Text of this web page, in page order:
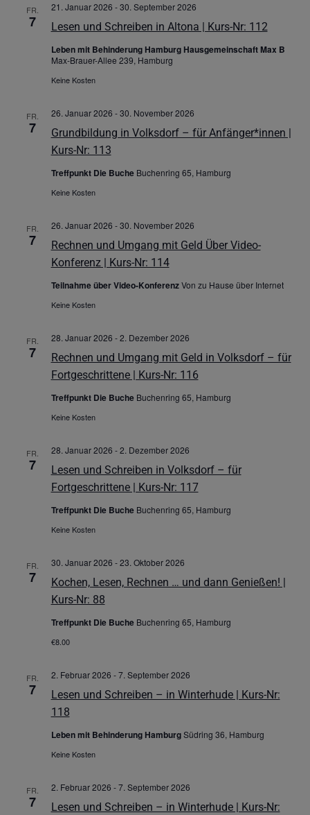
FR.
7 Lesen und Schreiben in Altona | Kurs-Nr: 112
21. Januar 2026 -30. September 2026
Leben mit Behinderung Hamburg Hausgemeinschaft Max B
Max-Brauer-Allee 239, Hamburg
Keine Kosten
FR.
7
Grundbildung in Volksdorf – für Anfänger*innen |
Kurs-Nr: 113
26. Januar 2026 -30. November 2026
Treffpunkt Die Buche Buchenring 65, Hamburg
Keine Kosten
FR.
7
Rechnen und Umgang mit Geld Über Video-
Konferenz | Kurs-Nr: 114
26. Januar 2026 -30. November 2026
Teilnahme über Video-KonferenzVon zu Hause über Internet
Keine Kosten
FR.
7
Rechnen und Umgang mit Geld in Volksdorf – für
Fortgeschrittene | Kurs-Nr: 116
28. Januar 2026 -2. Dezember 2026
Treffpunkt Die Buche Buchenring 65, Hamburg
Keine Kosten
FR.
7
Lesen und Schreiben in Volksdorf – für
Fortgeschrittene | Kurs-Nr: 117
28. Januar 2026 -2. Dezember 2026
Treffpunkt Die Buche Buchenring 65, Hamburg
Keine Kosten
FR.
7
Kochen, Lesen, Rechnen … und dann Genießen! |
Kurs-Nr: 88
30. Januar 2026 -23. Oktober 2026
Treffpunkt Die Buche Buchenring 65, Hamburg
€8.00
FR.
7
Lesen und Schreiben – in Winterhude | Kurs-Nr:
118
2. Februar 2026 -7. September 2026
Leben mit Behinderung HamburgSüdring 36, Hamburg
Keine Kosten
FR.
7
Lesen und Schreiben – in Winterhude | Kurs-Nr:
2. Februar 2026 -7. September 2026